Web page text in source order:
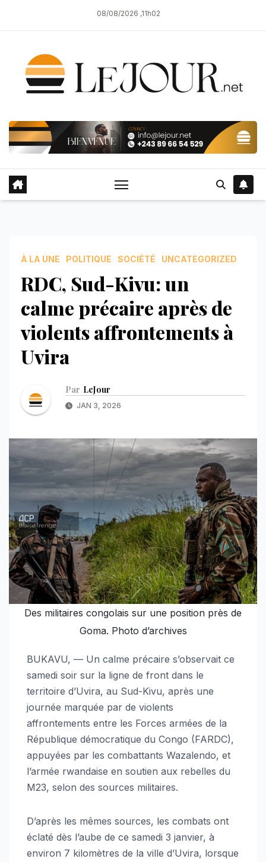
08/08/2026 ,11h02
À LA UNE POLITIQUE SOCIÉTÉ UNCATEGORIZED
RDC, Sud-Kivu: un
calme précaire après de
violents affrontements à
Uvira
Par LeJour
JAN 3, 2026
Des militaires congolais sur une position près de
Goma. Photo d’archives
BUKAVU, — Un calme précaire s’observait ce
samedi soir sur la ligne de front dans le
territoire d’Uvira, au Sud-Kivu, après une
journée marquée par de violents
affrontements entre les Forces armées de la
République démocratique du Congo (FARDC),
appuyées par les combattants Wazalendo, et
l’armée rwandaise en soutien aux rebelles du
M23, selon des sources militaires.
D’après les mêmes sources, les combats ont
éclaté dès l’aube de ce samedi 3 janvier, à
environ 7 kilomètres de la ville d’Uvira, lorsque